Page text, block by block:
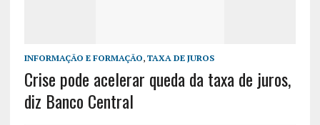
INFORMAÇÃO E FORMAÇÃO, TAXA DE JUROS
Crise pode acelerar queda da taxa de juros,
diz Banco Central